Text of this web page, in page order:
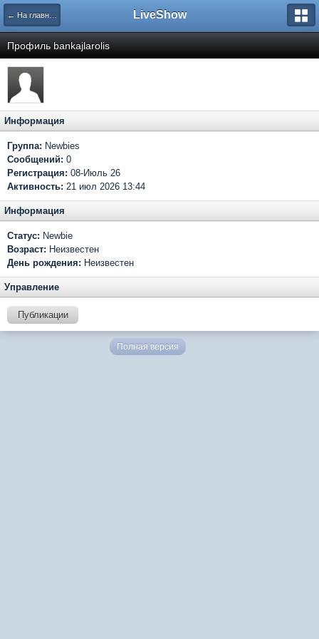
← На главную LiveShow
Профиль bankajlarolis
Информация
Группа: Newbies
Сообщений: 0
Регистрация: 08-Июль 26
Активность: 21 июл 2026 13:44
Информация
Статус: Newbie
Возраст: Неизвестен
День рождения: Неизвестен
Управление
Публикации
Полная версия